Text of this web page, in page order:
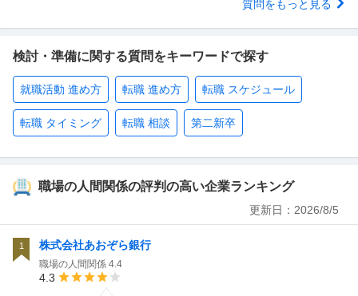
質問をもっと見る
検討・準備に関する質問をキーワードで探す
就職活動 進め方 転職 進め方 転職 スケジュール
転職 タイミング 転職 相談 第二新卒
職場の人間関係の評判の高い企業ランキング
更新日： 2026/8/5
1 株式会社あおぞら銀行
職場の人間関係 4.4
4.3